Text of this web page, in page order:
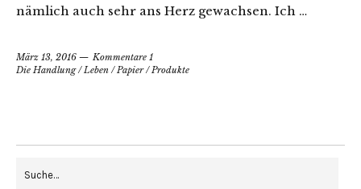
nämlich auch sehr ans Herz gewachsen. Ich …
März 13, 2016
Kommentare 1
Die Handlung/ Leben / Papier/ Produkte